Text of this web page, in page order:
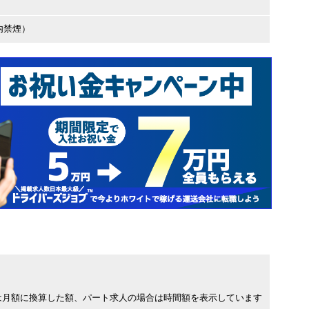
煙）
額に換算した額、パート求人の場合は時間額を表示しています